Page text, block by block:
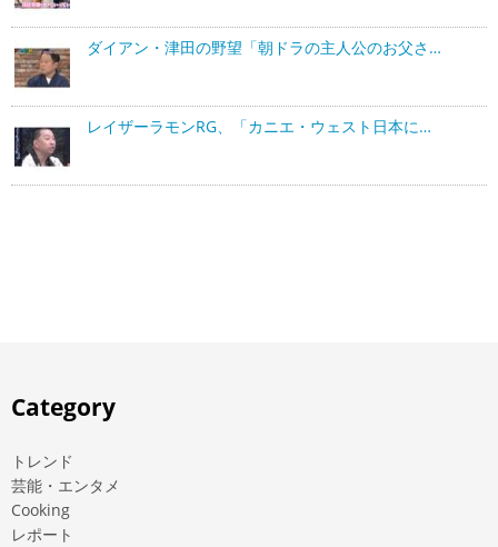
ダイアン・津田の野望「朝ドラの主人公のお父さ…
レイザーラモンRG、「カニエ・ウェスト日本に…
Category
トレンド
芸能・エンタメ
Cooking
レポート